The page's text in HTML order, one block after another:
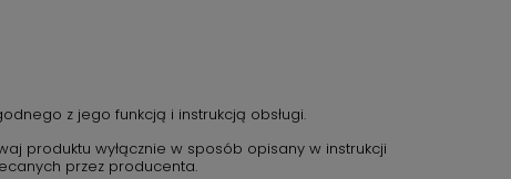
z jego funkcją i instrukcją obsługi.
produktu wyłącznie w sposób opisany w instrukcji
przez producenta.